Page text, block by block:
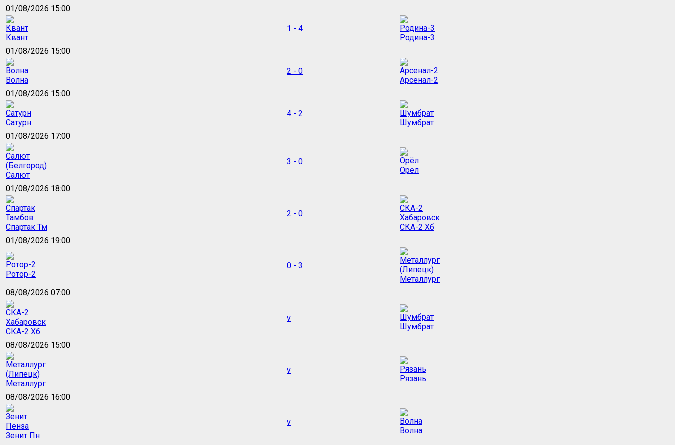
01/08/2026 15:00
Квант
1 - 4
Родина-3
01/08/2026 15:00
Волна
2 - 0
Арсенал-2
01/08/2026 15:00
Сатурн
4 - 2
Шумбрат
01/08/2026 17:00
Салют
3 - 0
Орёл
01/08/2026 18:00
Спартак Тм
2 - 0
СКА-2 Хб
01/08/2026 19:00
Ротор-2
0 - 3
Металлург
08/08/2026 07:00
СКА-2 Хб
v
Шумбрат
08/08/2026 15:00
Металлург
v
Рязань
08/08/2026 16:00
Зенит Пн
v
Волна